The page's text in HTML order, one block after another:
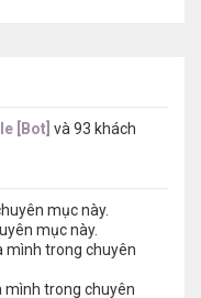
[Bot] và 93 khách
mục này.
mục này.
mình trong chuyên
mình trong chuyên